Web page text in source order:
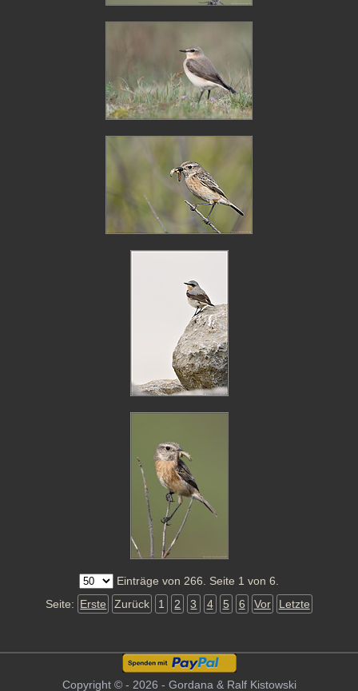
Einträge von 266. Seite 1 von 6.
Seite: Erste Zurück 1 2 3 4 5 6 Vor Letzte
Copyright © - 2026 - Gordana & Ralf Kistowski